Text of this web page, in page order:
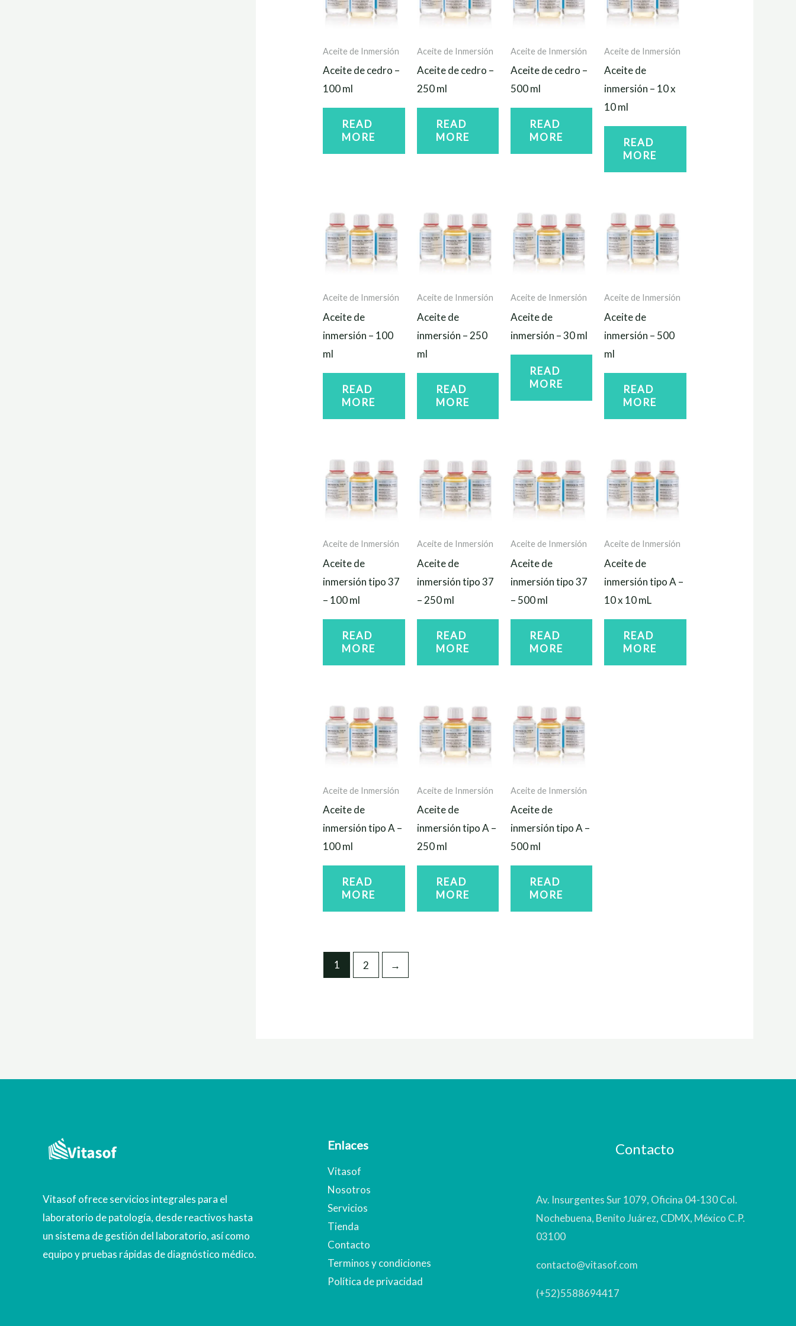
Aceite de Inmersión
Aceite de cedro –
100 ml
READ
MORE
Aceite de Inmersión
Aceite de cedro –
250 ml
READ
MORE
Aceite de Inmersión
Aceite de cedro –
500 ml
READ
MORE
Aceite de Inmersión
Aceite de
inmersión – 10 x
10 ml
READ
MORE
Aceite de Inmersión
Aceite de
inmersión – 100
ml
READ
MORE
Aceite de Inmersión
Aceite de
inmersión – 250
ml
READ
MORE
Aceite de Inmersión
Aceite de
inmersión – 30 ml
READ
MORE
Aceite de Inmersión
Aceite de
inmersión – 500
ml
READ
MORE
Aceite de Inmersión
Aceite de
inmersión tipo 37
– 100 ml
READ
MORE
Aceite de Inmersión
Aceite de
inmersión tipo 37
– 250 ml
READ
MORE
Aceite de Inmersión
Aceite de
inmersión tipo 37
– 500 ml
READ
MORE
Aceite de Inmersión
Aceite de
inmersión tipo A –
10 x 10 mL
READ
MORE
Aceite de Inmersión
Aceite de
inmersión tipo A –
100 ml
READ
MORE
Aceite de Inmersión
Aceite de
inmersión tipo A –
250 ml
READ
MORE
Aceite de Inmersión
Aceite de
inmersión tipo A –
500 ml
READ
MORE
1 2 →
Vitasof ofrece servicios integrales para el
laboratorio de patología, desde reactivos hasta
un sistema de gestión del laboratorio, así como
equipo y pruebas rápidas de diagnóstico médico.
Enlaces
Vitasof
Nosotros
Servicios
Tienda
Contacto
Terminos y condiciones
Política de privacidad
Contacto
Av. Insurgentes Sur 1079, Oficina 04-130 Col.
Nochebuena, Benito Juárez, CDMX, México C.P.
03100
contacto@vitasof.com
(+52)5588694417